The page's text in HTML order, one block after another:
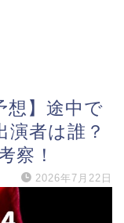
想】途中で
演者は誰？
察！
2026年7月22日